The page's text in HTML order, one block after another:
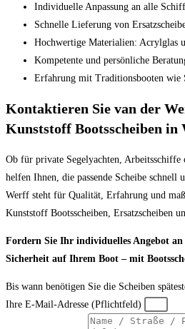
Individuelle Anpassung an alle
Schnelle Lieferung von
Hochwertige Materialien: Acrylglas
Kompetente und persönliche
Erfahrung mit Traditionsbooten wie
Kontaktieren Sie van der
Kunststoff Bootsscheiben in
Ob für private Segelyachten, Arbeitsschiffe
helfen Ihnen, die passende Scheibe schnell
Werff steht für Qualität, Erfahrung und
Kunststoff Bootsscheiben, Ersatzscheiben
Fordern Sie Ihr individuelles Angebot
Sicherheit auf Ihrem Boot – mit
Bis wann benötigen Sie die Scheiben
Ihre E-Mail-Adresse (Pflichtfeld)